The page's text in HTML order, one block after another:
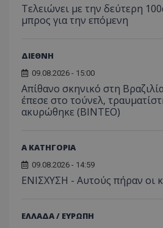
Τελειώνει με την δεύτερη
μπρος για την επόμενη
ΔΙΕΘΝΗ
09.08.2026 - 15:00
Απίθανο σκηνικό στη
έπεσε στο τούνελ,
ακυρώθηκε (BINTEO)
Α ΚΑΤΗΓΟΡΙΑ
09.08.2026 - 14:59
ΕΝΙΣΧΥΣΗ - Αυτούς πήραν οι
ΕΛΛΑΔΑ / ΕΥΡΩΠΗ